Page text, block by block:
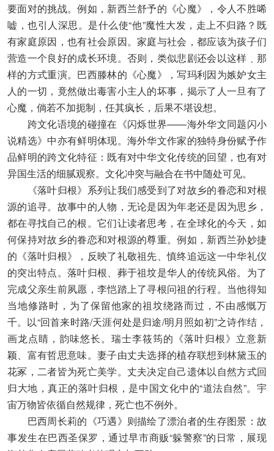
要面对的挑战。例如，新西兰舒予的《心魔》，令人不胜唏
嘘，也引人深思。是什么使“他”魔性大发，走上不归路？既
有家庭原因，也有社会原因。家庭与社会，都应该为孩子们
营造一个良好的成长环境。否则，类似悲剧还会以这样﹑那
样的方式重演。巴西滕林的《心魔》，写玛利因为嫉妒女主
人的一切，竟然做出毒害小主人的坏事，揭示了人一旦有了
心魔，倘若不加扼制，任其疯长，后果不堪设想。
跨文化语境的碰撞在《闪烁世界——海外华文同题闪小
说精选》中亦有鲜明体现。海外华文作家的独特身份赋予作
品鲜明的跨文化特征：既有对中华文化传统的回望，也有对
异国生活的细腻观察。文化冲突与融合在书中随处可见。
《落叶归根》系列让我们感受到了对故乡的眷恋和对根
源的追寻。故事中的人物，无论是因为年老还是因为思乡，
都在寻找自己的根。它们让读者思考，在全球化的今天，如
何保持对故乡的眷恋和对根源的尊重。例如，新西兰孙妙捷
的《落叶归根》，反映了礼敬祖先、慎终追远这一中华礼仪
的突出特点。落叶归根、葬于祖坟是华人的传统风俗。为了
完成父亲生前夙愿，李恺踏上了寻根问祖的行程。当他得知
当地修路时，为了保留他家的祖坟绕路而过，不由感慨万
千。以“回首来时路/天涯何处是归途/明月照如初”之诗作结，
画龙点睛，韵味悠长。瑞士李筱筠的《落叶归根》立意新
颖、富有哲思意味。妻子由丈夫选择的植存联想到林黛玉的
花冢，二者皆为死亡美学。丈夫决定自己遗体以自然方式回
归大地，真正的落叶归根，是中国文化中的“道法自然”。宇
宙万物皆依循自然规律，死亡也不例外。
巴西周长莉的《巧遇》则描绘了漂泊者的生存图景：故
事发生在巴西圣保罗，通过早市商贩“躲警察”的日常，展现